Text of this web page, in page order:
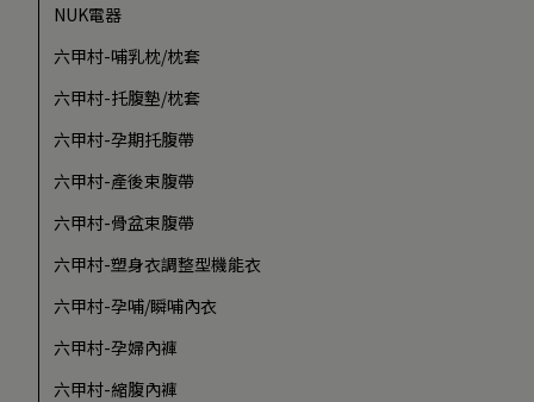
NUK電器
六甲村-哺乳枕/枕套
六甲村-托腹墊/枕套
六甲村-孕期托腹帶
六甲村-產後束腹帶
六甲村-骨盆束腹帶
六甲村-塑身衣調整型機能衣
六甲村-孕哺/瞬哺內衣
六甲村-孕婦內褲
六甲村-縮腹內褲